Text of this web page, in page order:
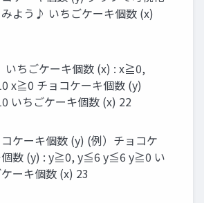
みよう♪ いちごケーキ個数 (x)
いちごケーキ個数 (x) : x≧0,
x≧0 チョコケーキ個数 (y)
いちごケーキ個数 (x) 22
ケーキ個数 (y) (例）チョコケ
個数 (y) : y≧0, y≦6 y≦6 y≧0 い
ーキ個数 (x) 23